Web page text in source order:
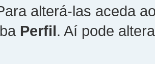
alterá-las aceda
Perfil. Aí pode